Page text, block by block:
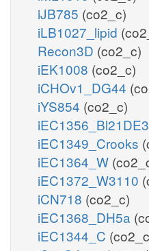
iJB785 (co2_c)
iLB1027_lipid
Recon3D (co2_c)
iEK1008 (co2_c)
iCHOv1_DG44
iYS854 (co2_c)
iEC1356_Bl21DE3
iEC1349_Crooks
iEC1364_W
iEC1372_W3110
iCN718 (co2_c)
iEC1368_DH5a
iEC1344_C